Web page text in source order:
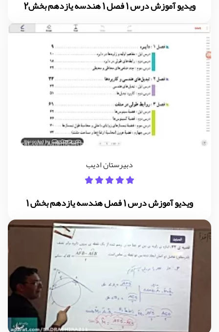
ویدیو آموزش درس 1 فصل 1 هندسه یازدهم بخش2
دبیرستان ادیب
ویدیو آموزش درس 1 فصل هندسه یازدهم بخش 1